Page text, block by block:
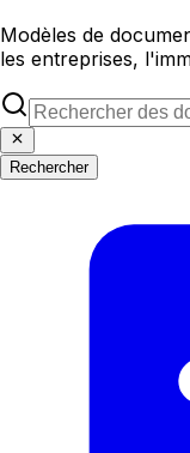
Modèles de
les entreprises,
Rechercher